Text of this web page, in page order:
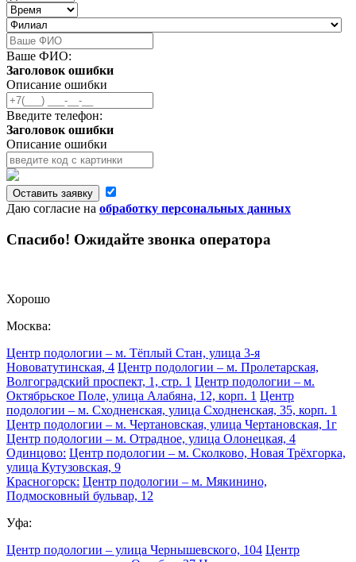
Ваше ФИО:
Заголовок ошибки
Описание ошибки
Введите телефон:
Заголовок ошибки
Описание ошибки
Оставить заявку
Даю согласие на обработку персональных данных
Спасибо! Ожидайте звонка оператора
Хорошо
Москва:
Центр подологии – м. Тёплый Стан, улица 3-я
Нововатутинская, 4 Центр подологии – м. Пролетарская,
Волгоградский проспект, 1, стр. 1 Центр подологии – м.
Октябрьское Поле, улица Алабяна, 12, корп. 1 Центр
подологии – м. Сходненская, улица Сходненская, 35, корп. 1
Центр подологии – м. Чертановская, улица Чертановская, 1г
Центр подологии – м. Отрадное, улица Олонецкая, 4
Одинцово: Центр подологии – м. Сколково, Новая Трёхгорка,
улица Кутузовская, 9
Красногорск: Центр подологии – м. Мякинино,
Подмосковный бульвар, 12
Уфа:
Центр подологии – улица Чернышевского, 104 Центр